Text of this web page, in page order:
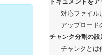
対応ファイル
アップロード
チャンク分割の
チャンクとは